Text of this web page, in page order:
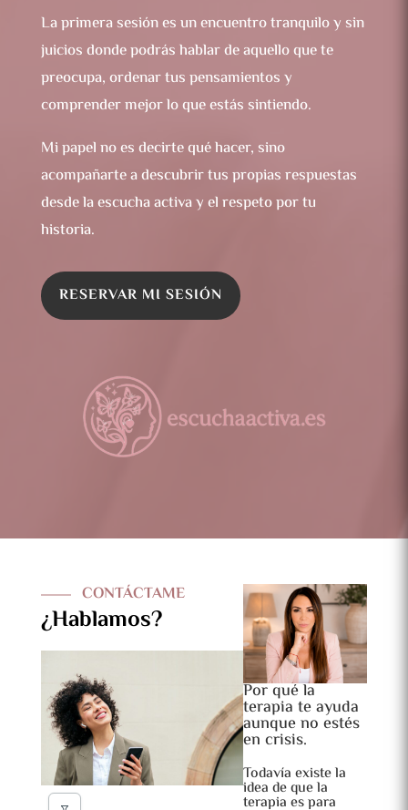
La primera sesión es un encuentro tranquilo y sin
juicios donde podrás hablar de aquello que te
preocupa, ordenar tus pensamientos y
comprender mejor lo que estás sintiendo.
Mi papel no es decirte qué hacer, sino
acompañarte a descubrir tus propias respuestas
desde la escucha activa y el respeto por tu
historia.
RESERVAR MI SESIÓN
CONTÁCTAME
¿Hablamos?
Por qué la
terapia te ayuda
aunque no estés
en crisis.
Todavía existe la
idea de que la
terapia es para